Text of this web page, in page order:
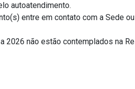
autoatendimento.
entre em contato com a Sede
2026 não estão contemplados na